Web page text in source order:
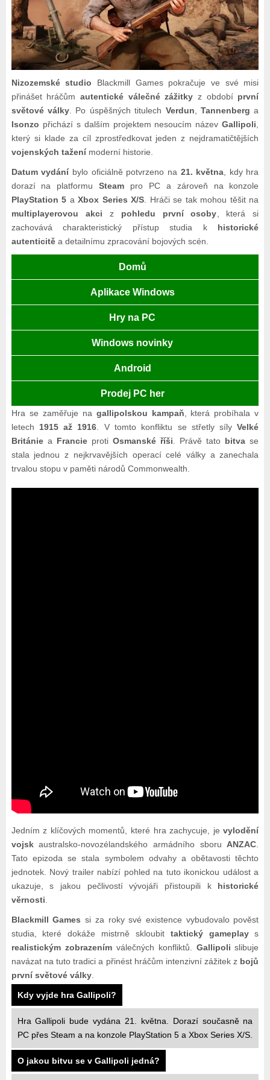
Nizozemské studio Blackmill Games pokračuje ve své misi
přinášet hráčům autentické válečné zážitky z období první
světové války . Po úspěšných titulech Verdun ,Tannenberg a
Isonzo přichází s dalším projektem nesoucím názevGallipoli
který si klade za cíl zprostředkovat jeden z nejdramatičtějších
vojenských taženímoderní historie.
Datum vydáníbylo oficiálně potvrzeno na 21. května , kdy hra
dorazí na platformuSteam pro PC a zároveň na konzole
PlayStation 5 aXbox Series X/S . Hráči se tak mohou těšit na
multiplayerovou akci z pohledu první osoby , která si
zachovává charakteristický přístup studia k historické
autenticitěa detailnímu zpracování bojových scén.
Domů
Aplikace Windows
Hry na PC
Windows novinky
Android
Prodej PC her
Hra se zaměřuje na gallipolskou kampaň , která probíhala v
letech 1915 až 1916 . V tomto konfliktu se střetly sílyVelké
Britániea Francieproti Osmanské říši . Právě tato bitva se
stala jednou z nejkrvavějších operací celé války a zanechala
trvalou stopu v paměti národů Commonwealth.
Jedním z klíčových momentů, které hra zachycuje, jevylodění
vojskaustralsko-novozélandského armádního sboru ANZAC
Tato epizoda se stala symbolem odvahy a obětavosti těchto
jednotek. Nový trailer nabízí pohled na tuto ikonickou událost a
ukazuje, s jakou pečlivostí vývojáři přistoupili k historické
věrnosti
Blackmill Games si za roky své existence vybudovalo pověst
studia, které dokáže mistrně skloubit taktický gameplays
realistickým zobrazenímválečných konfliktů. Gallipoli slibuje
navázat na tuto tradici a přinést hráčům intenzivní zážitek z bojů
první světové války.
Kdy vyjde hra Gallipoli?
Hra Gallipoli bude vydána 21. května. Dorazí současně na
PC přes Steam a na konzole PlayStation 5 a Xbox Series X/S.
O jakou bitvu se v Gallipoli jedná?